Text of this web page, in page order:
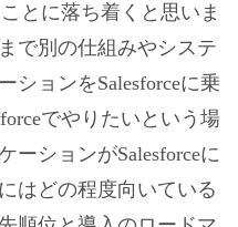
とに落ち着くと思いま
で別の仕組みやシステ
ションをSalesforceに乗
でやりたいという場
ーションがSalesforceに
はどの程度向いている